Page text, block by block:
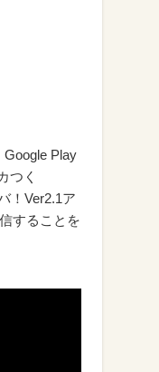
Play
つく
！Ver2.1ア
することを